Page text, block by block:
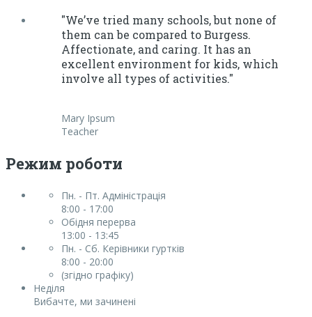
"We’ve tried many schools, but none of
them can be compared to Burgess.
Affectionate, and caring. It has an
excellent environment for kids, which
involve all types of activities."
Mary Ipsum
Teacher
Режим роботи
Пн. - Пт. Адміністрація
8:00 - 17:00
Обідня перерва
13:00 - 13:45
Пн. - Сб. Керівники гуртків
8:00 - 20:00
(згідно графіку)
Неділя
Вибачте, ми зачинені